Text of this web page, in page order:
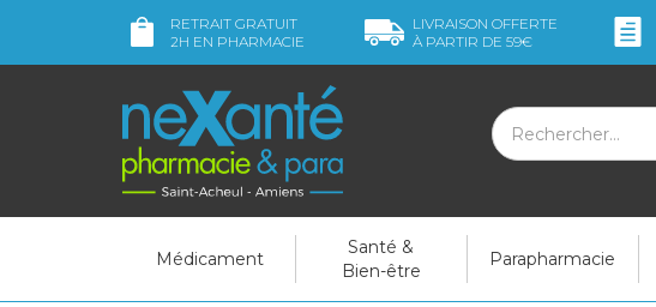
RETRAIT GRATUIT
2H EN PHARMACIE
LIVRAISON OFFERTE
À PARTIR DE 59€
Médicament
Santé &
Bien-être
Parapharmacie